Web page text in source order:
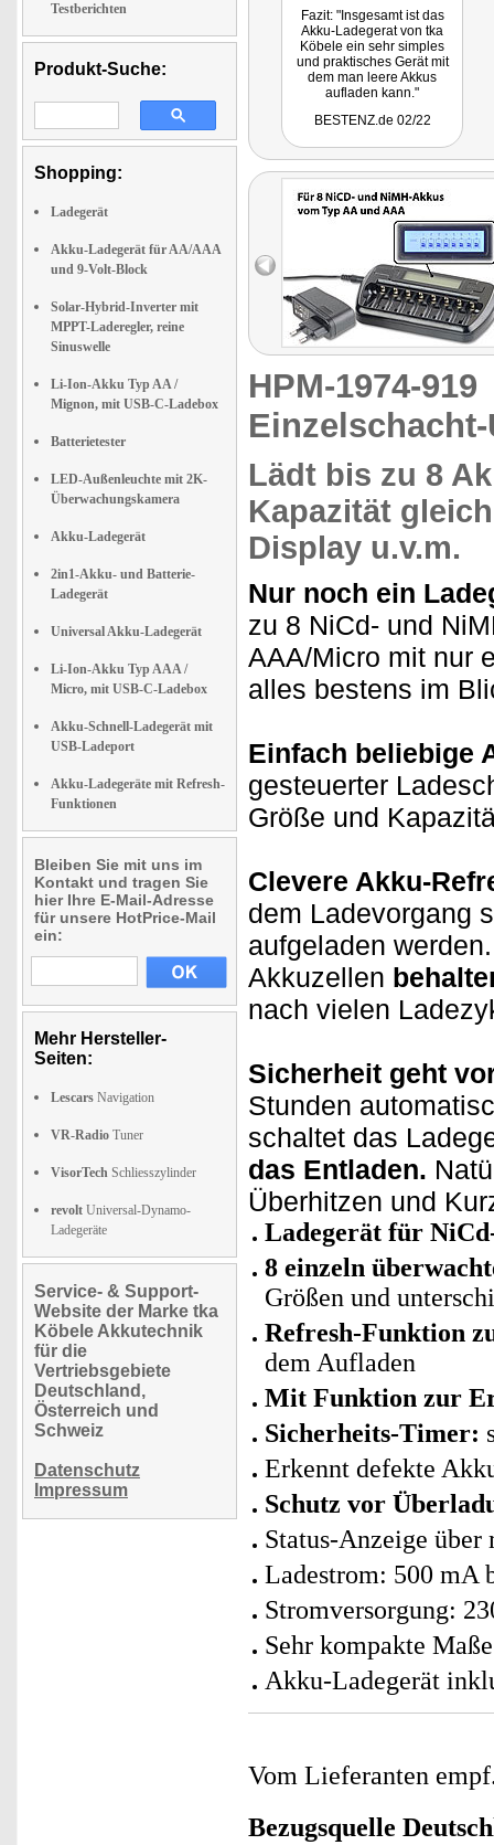
Testberichten
Produkt-Suche:
Shopping:
Ladegerät
Akku-Ladegerät für AA/AAA
und 9-Volt-Block
Solar-Hybrid-Inverter mit
MPPT-Laderegler, reine
Sinuswelle
Li-Ion-Akku Typ AA /
Mignon, mit USB-C-Ladebox
Batterietester
LED-Außenleuchte mit 2K-
Überwachungskamera
Akku-Ladegerät
2in1-Akku- und Batterie-
Ladegerät
Universal Akku-Ladegerät
Li-Ion-Akku Typ AAA /
Micro, mit USB-C-Ladebox
Akku-Schnell-Ladegerät mit
USB-Ladeport
Akku-Ladegeräte mit Refresh-
Funktionen
Bleiben Sie mit uns im
Kontakt und tragen Sie
hier Ihre E-Mail-Adresse
für unsere HotPrice-Mail
ein:
Mehr Hersteller-
Seiten:
Lescars Navigation
VR-Radio Tuner
VisorTech Schliesszylinder
revolt Universal-Dynamo-
Ladegeräte
Service- & Support-
Website der Marke tka
Köbele Akkutechnik
für die
Vertriebsgebiete
Deutschland,
Österreich und
Schweiz
Datenschutz
Impressum
Fazit: "Insgesamt ist das
Akku-Ladegerat von tka
Köbele ein sehr simples
und praktisches Gerät mit
dem man leere Akkus
aufladen kann."
BESTENZ.de 02/22
HPM-1974-
Lädt bis zu 8
Kapazität
Display u.v.m.
Nur noch ein
zu 8 NiCd- und
AAA/Micro mit nur
alles bestens im
Einfach beliebige
gesteuerter
Größe und
Clevere Akku-
dem Ladevorgang
aufgeladen
Akkuzellen
nach vielen
Sicherheit geht
Stunden
schaltet das
das Entladen.
Überhitzen und
Ladegerät für
8 einzeln
Größen und
Refresh-Funktion
dem Aufladen
Mit Funktion zur
Sicherheits-Timer:
Erkennt defekte
Schutz vor
Status-Anzeige
Ladestrom: 500 mA
Stromversorgung:
Sehr kompakte
Akku-Ladegerät
Vom Lieferanten
Bezugsquelle